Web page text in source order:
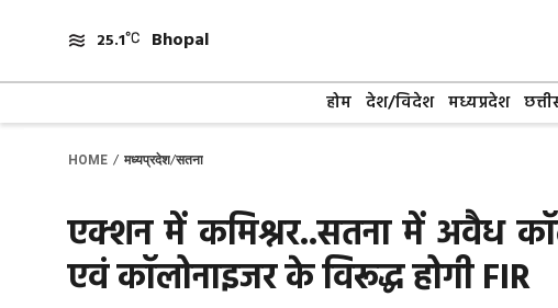
content
25.1 Bhopal
होम देश/विदेश मध्यप्रदेश
HOME / मध्यप्रदेश/सतना
एक्शन में कमिश्नर..सतना में अवैध
एवं कॉलोनाइजर के विरूद्ध होगी FIR